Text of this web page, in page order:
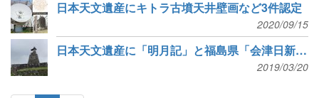
日本天文遺産にキトラ古墳天井壁画など3件認定
2020/09/15
日本天文遺産に「明月記」と福島県「会津日新館天文台跡」を認定
2019/03/20